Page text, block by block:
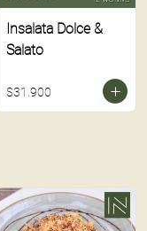
Insalata Dolce &
Salato
$31.900